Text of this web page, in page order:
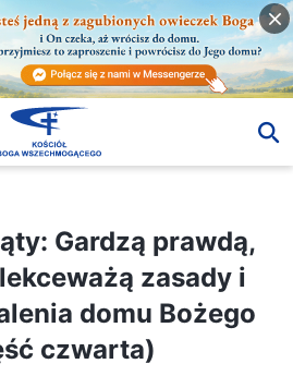
Gardzą prawdą,
zasady i
domu Bożego
czwarta)